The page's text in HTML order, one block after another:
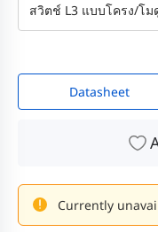
สวิตช์ L3 แบบโครง/โม
Datasheet
Currently